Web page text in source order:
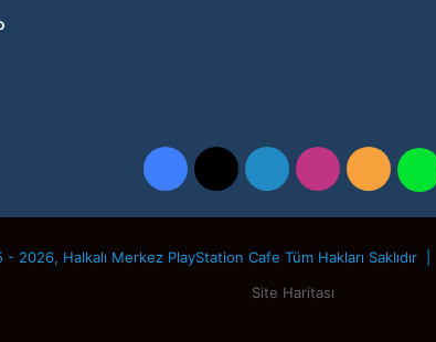
Facebook
X LinkedInInstagram
RSS
2026, Halkalı Merkez PlayStation Cafe Tüm Hakları Saklıdır |
Site Haritası